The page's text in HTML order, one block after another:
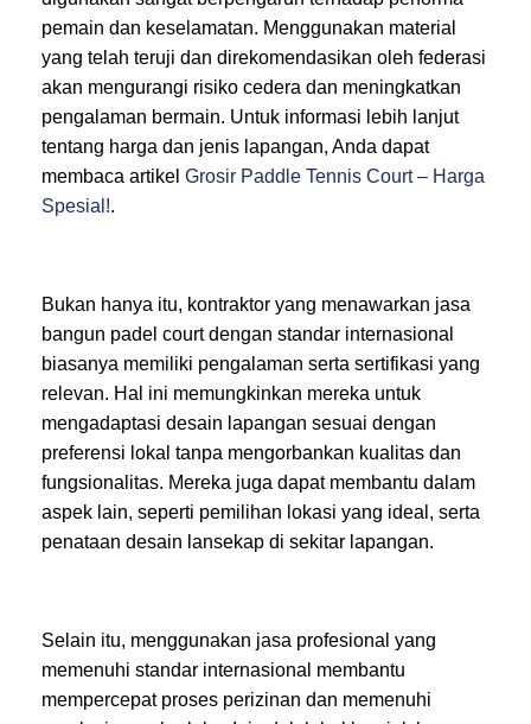
pemain dan keselamatan. Menggunakan material
yang telah teruji dan direkomendasikan oleh federasi
akan mengurangi risiko cedera dan meningkatkan
pengalaman bermain. Untuk informasi lebih lanjut
tentang harga dan jenis lapangan, Anda dapat
membaca artikel Grosir Paddle Tennis Court – Harga
Spesial!.
Bukan hanya itu, kontraktor yang menawarkan jasa
bangun padel court dengan standar internasional
biasanya memiliki pengalaman serta sertifikasi yang
relevan. Hal ini memungkinkan mereka untuk
mengadaptasi desain lapangan sesuai dengan
preferensi lokal tanpa mengorbankan kualitas dan
fungsionalitas. Mereka juga dapat membantu dalam
aspek lain, seperti pemilihan lokasi yang ideal, serta
penataan desain lansekap di sekitar lapangan.
Selain itu, menggunakan jasa profesional yang
memenuhi standar internasional membantu
mempercepat proses perizinan dan memenuhi